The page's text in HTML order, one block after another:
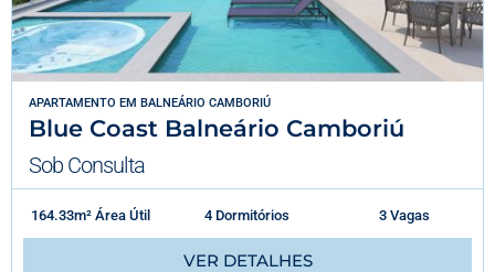
APARTAMENTO EM BALNEÁRIO CAMBORIÚ
Blue Coast Balneário Camboriú
Sob Consulta
164.33m² Área Útil 4 Dormitórios 3 Vagas
VER DETALHES